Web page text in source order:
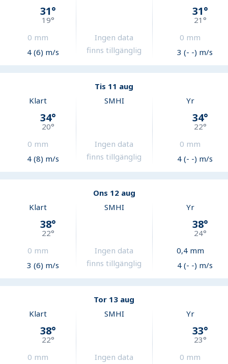
31°
19°
0 mm
4 (6) m/s
Ingen data
finns tillgänglig
31°
21°
0 mm
3 (- -) m/s
Tis 11 aug
Klart
34°
20°
0 mm
4 (8) m/s
SMHI
Ingen data
finns tillgänglig
Yr
34°
22°
0 mm
4 (- -) m/s
Ons 12 aug
Klart
38°
22°
0 mm
3 (6) m/s
SMHI
Ingen data
finns tillgänglig
Yr
38°
24°
0,4mm
4 (- -) m/s
Tor 13 aug
Klart
38°
22°
0 mm
SMHI
Ingen data
Yr
33°
23°
0 mm